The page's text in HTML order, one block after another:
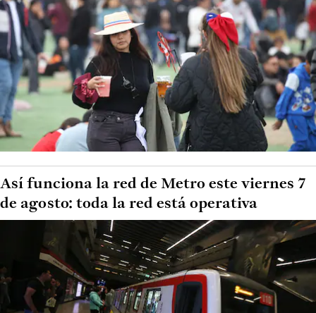
Así funciona la red de Metro este viernes 7
de agosto: toda la red está operativa